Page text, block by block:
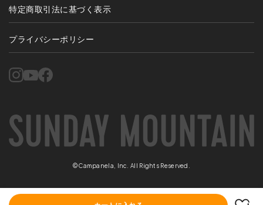
特定商取引法に基づく表示
プライバシーポリシー
©Campanela, Inc. All Rights Reserved.